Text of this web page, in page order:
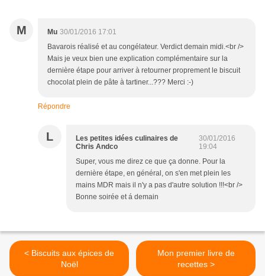
M Mu 30/01/2016 17:01
Bavarois réalisé et au congélateur. Verdict demain midi.<br />
Mais je veux bien une explication complémentaire sur la
dernière étape pour arriver à retourner proprement le biscuit
chocolat plein de pâte à tartiner...??? Merci :-)
Répondre
L
Les petites idées culinaires de
Chris Andco
30/01/2016
19:04
Super, vous me direz ce que ça donne. Pour la
dernière étape, en général, on s'en met plein les
mains MDR mais il n'y a pas d'autre solution !!!<br />
Bonne soirée et á demain
< Biscuits aux épices de
Noël
Mon premier livre de
recettes >